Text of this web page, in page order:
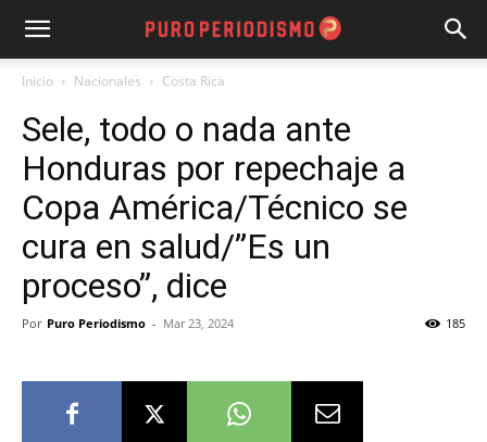
Inicio Nacionales Costa Rica
Sele, todo o nada ante
Honduras por repechaje a
Copa América/Técnico se
cura en salud/”Es un
proceso”, dice
Por Puro Periodismo - Mar 23, 2024 185